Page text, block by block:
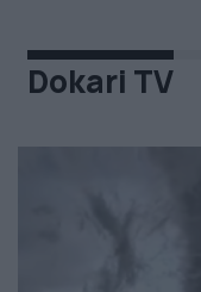
Dokari TV